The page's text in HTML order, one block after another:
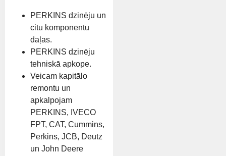
PERKINS dzinēju un
citu komponentu
daļas.
PERKINS dzinēju
tehniskā apkope.
Veicam kapitālo
remontu un
apkalpojam
PERKINS, IVECO
FPT, CAT, Cummins,
Perkins, JCB, Deutz
un John Deere